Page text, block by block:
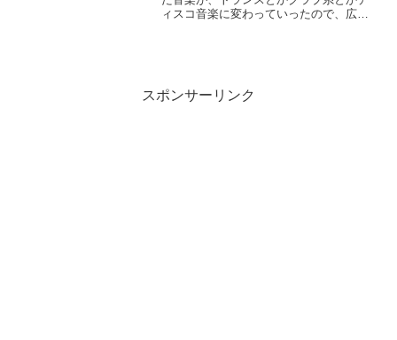
ィスコ音楽に変わっていったので、広義
スポンサーリンク